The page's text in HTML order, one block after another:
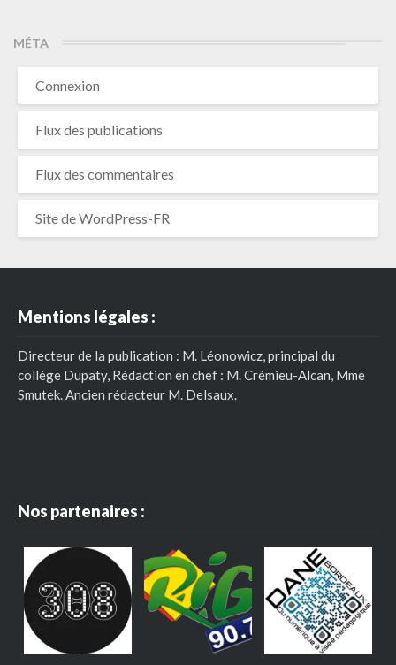
MÉTA
Connexion
Flux des publications
Flux des commentaires
Site de WordPress-FR
Mentions légales :
Directeur de la publication : M. Léonowicz, principal du
collège Dupaty, Rédaction en chef : M. Crémieu-Alcan, Mme
Smutek. Ancien rédacteur M. Delsaux.
Nos partenaires :